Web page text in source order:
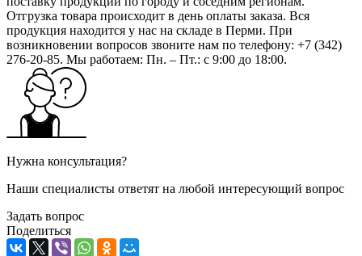
Отгрузка товара происходит в день оплаты заказа. Вся
продукция находится у нас на складе в Перми. При
возникновении вопросов звоните нам по телефону: +7 (342)
276-20-85. Мы работаем: Пн. – Пт.: с 9:00 до 18:00.
Нужна консультация?
Наши специалисты ответят на любой интересующий вопрос
Задать вопрос
Поделиться